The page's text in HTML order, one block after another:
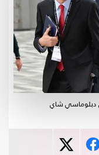
دبلوماسي شاي